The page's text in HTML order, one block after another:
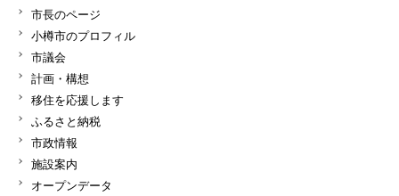
市長のページ
小樽市のプロフィル
市議会
計画・構想
移住を応援します
ふるさと納税
市政情報
施設案内
オープンデータ